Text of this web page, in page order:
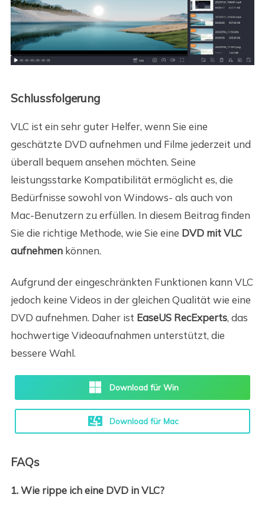
Schlussfolgerung
VLC ist ein sehr guter Helfer, wenn Sie eine
geschätzte DVD aufnehmen und Filme jederzeit und
überall bequem ansehen möchten. Seine
leistungsstarke Kompatibilität ermöglicht es, die
Bedürfnisse sowohl von Windows- als auch von
Mac-Benutzern zu erfüllen. In diesem Beitrag finden
Sie die richtige Methode, wie Sie eine DVD mit VLC
aufnehmenkönnen.
Aufgrund der eingeschränkten Funktionen kann VLC
jedoch keine Videos in der gleichen Qualität wie eine
DVD aufnehmen. Daher ist EaseUS RecExperts, das
hochwertige Videoaufnahmen unterstützt, die
bessere Wahl.
Download für Win
Download für Mac
FAQs
1. Wie rippe ich eine DVD in VLC?